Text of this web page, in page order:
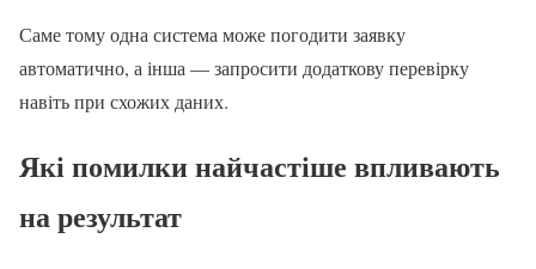
Саме тому одна система може погодити заявку
автоматично, а інша — запросити додаткову перевірку
навіть при схожих даних.
Які помилки найчастіше впливають
на результат